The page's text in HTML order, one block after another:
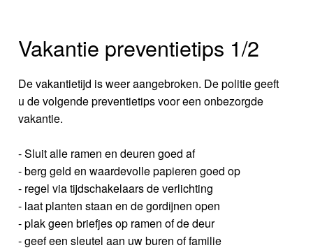
Vakantie preventietips 1/2
De vakantietijd is weer aangebroken. De politie geeft
u de volgende preventietips voor een onbezorgde
vakantie.
- Sluit alle ramen en deuren goed af
- berg geld en waardevolle papieren goed op
- regel via tijdschakelaars de verlichting
- laat planten staan en de gordijnen open
- plak geen briefjes op ramen of de deur
- geef een sleutel aan uw buren of familie